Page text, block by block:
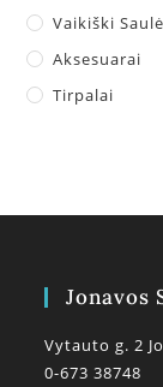
Vaikiški
Aksesuarai
Tirpalai
Jonavos
Vytauto g. 2
0-673 38748